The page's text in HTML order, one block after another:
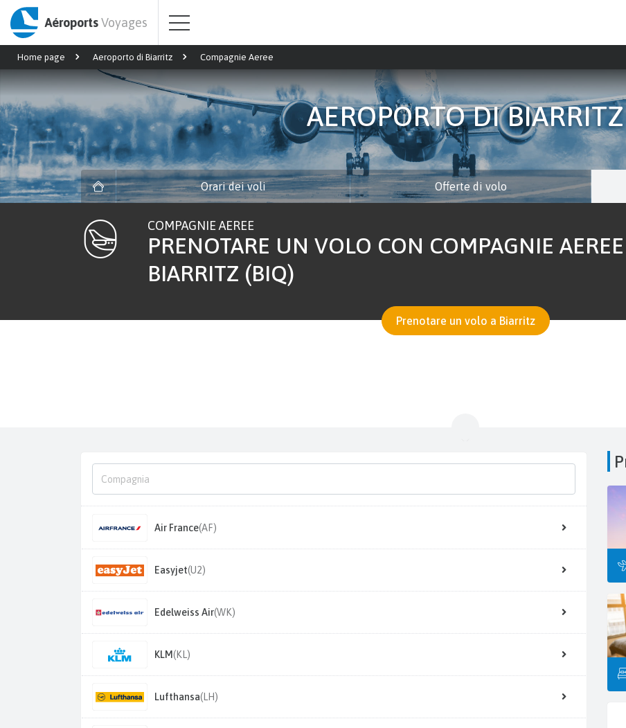
AéroportsVoyages
Home page Aeroporto di Biarritz Compagnie Aeree
AEROPORTO DI BIARRITZ
Orari dei voli Offerte di volo
COMPAGNIE AEREE
PRENOTARE UN VOLO CON COMPAGNIE
BIARRITZ (BIQ)
Prenotare un volo a Biarritz
Air France(AF)
Easyjet(U2)
Edelweiss Air(WK)
KLM(KL)
Lufthansa(LH)